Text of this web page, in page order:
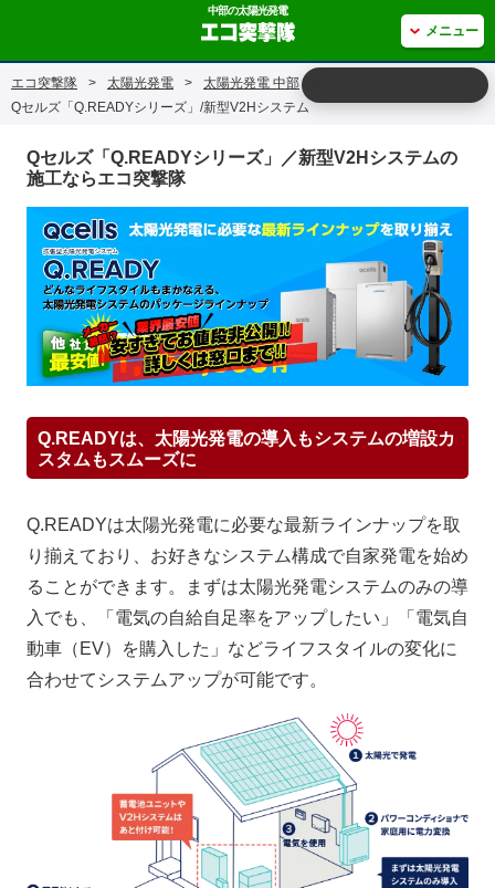
中部の太陽光発電
メニュー
エコ突撃隊 > 太陽光発電 > 太陽光発電 中部
Qセルズ「Q.READYシリーズ」/新型V2Hシステム
Qセルズ「Q.READYシリーズ」／新型V2Hシステムの
施工ならエコ突撃隊
Q.READYは、太陽光発電の導入もシステムの増設カ
スタムもスムーズに
Q.READYは太陽光発電に必要な最新ラインナップを取
り揃えており、お好きなシステム構成で自家発電を始め
ることができます。まずは太陽光発電システムのみの導
入でも、「電気の自給自足率をアップしたい」「電気自
動車（EV）を購入した」などライフスタイルの変化に
合わせてシステムアップが可能です。